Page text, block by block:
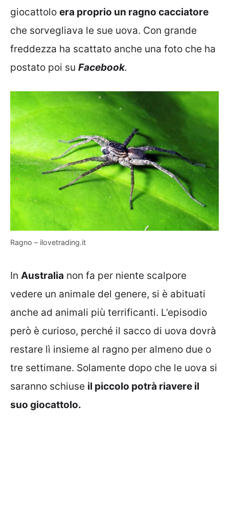
giocattolo era proprio un ragno cacciatore
che sorvegliava le sue uova. Con grande
freddezza ha scattato anche una foto che ha
postato poi su Facebook.
Ragno – ilovetrading.it
In Australia non fa per niente scalpore
vedere un animale del genere, si è abituati
anche ad animali più terrificanti. L’episodio
però è curioso, perché il sacco di uova dovrà
restare lì insieme al ragno per almeno due o
tre settimane. Solamente dopo che le uova si
saranno schiuse il piccolo potrà riavere il
suo giocattolo.